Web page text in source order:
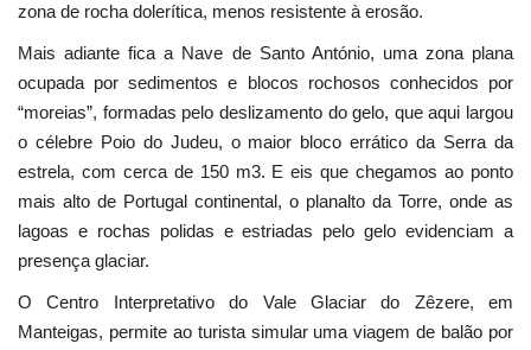
zona de rocha dolerítica, menos resistente à erosão.
Mais adiante fica a Nave de Santo António, uma zona plana
ocupada por sedimentos e blocos rochosos conhecidos por
“moreias”, formadas pelo deslizamento do gelo, que aqui largou
o célebre Poio do Judeu, o maior bloco errático da Serra da
estrela, com cerca de 150 m3. E eis que chegamos ao ponto
mais alto de Portugal continental, o planalto da Torre, onde as
lagoas e rochas polidas e estriadas pelo gelo evidenciam a
presença glaciar.
O Centro Interpretativo do Vale Glaciar do Zêzere, em
Manteigas, permite ao turista simular uma viagem de balão por